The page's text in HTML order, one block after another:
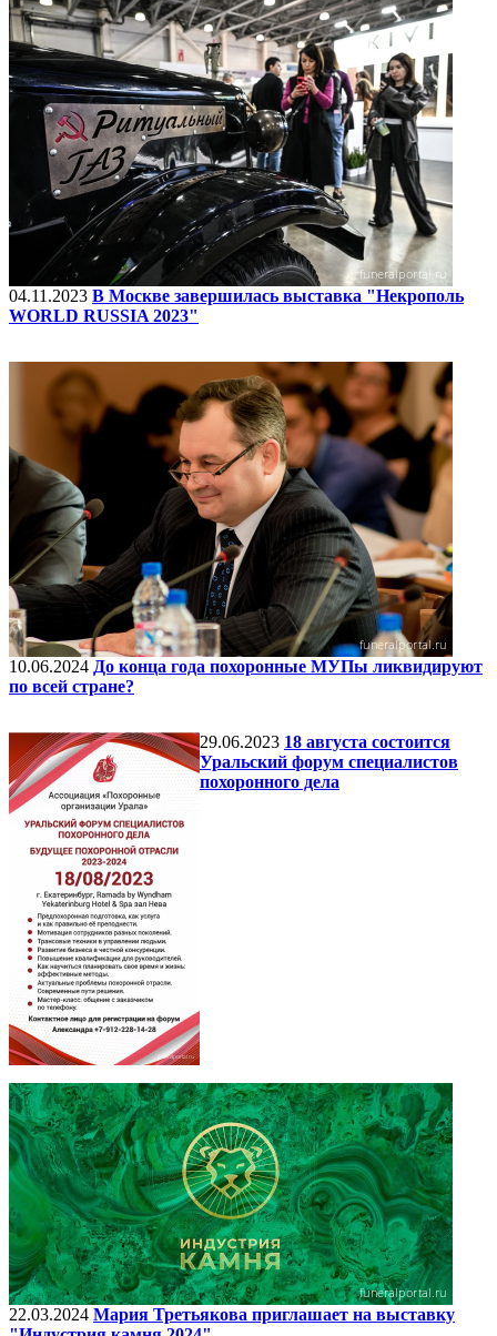
04.11.2023 В Москве завершилась выставка "Некрополь
WORLD RUSSIA 2023"
10.06.2024 До конца года похоронные МУПы ликвидируют
по всей стране?
29.06.2023 18 августа состоится
Уральский форум специалистов
похоронного дела
22.03.2024 Мария Третьякова приглашает на выставку